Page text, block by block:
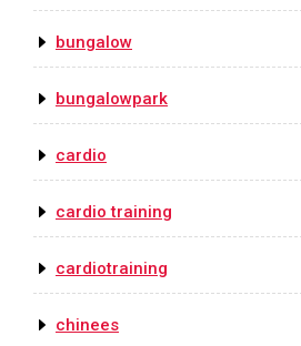
bungalow
bungalowpark
cardio
cardio training
cardiotraining
chinees